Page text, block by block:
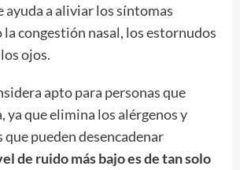
ayuda a aliviar los síntomas
la congestión nasal, los estornudos
ojos.
apto para personas que
ya que elimina los alérgenos y
pueden desencadenar
de ruido más bajo es de tan solo